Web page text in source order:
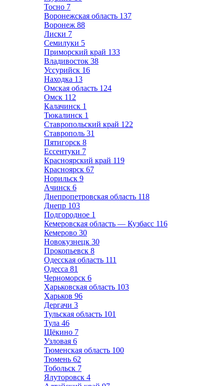
Тосно 7
Воронежская область 137
Воронеж 88
Лиски 7
Семилуки 5
Приморский край 133
Владивосток 38
Уссурийск 16
Находка 13
Омская область 124
Омск 112
Калачинск 1
Тюкалинск 1
Ставропольский край 122
Ставрополь 31
Пятигорск 8
Ессентуки 7
Красноярский край 119
Красноярск 67
Норильск 9
Ачинск 6
Днепропетровская область 118
Днепр 103
Подгородное 1
Кемеровская область — Кузбасс 116
Кемерово 30
Новокузнецк 30
Прокопьевск 8
Одесская область 111
Одесса 81
Черноморск 6
Харьковская область 103
Харьков 96
Дергачи 3
Тульская область 101
Тула 46
Щёкино 7
Узловая 6
Тюменская область 100
Тюмень 62
Тобольск 7
Ялуторовск 4